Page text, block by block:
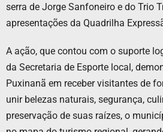
serra de Jorge Sanfoneiro e do Trio
apresentações da Quadrilha
A ação, que contou com o suporte
da Secretaria de Esporte local,
Puxinanã em receber visitantes de
unir belezas naturais, segurança,
preservação de suas raízes, o